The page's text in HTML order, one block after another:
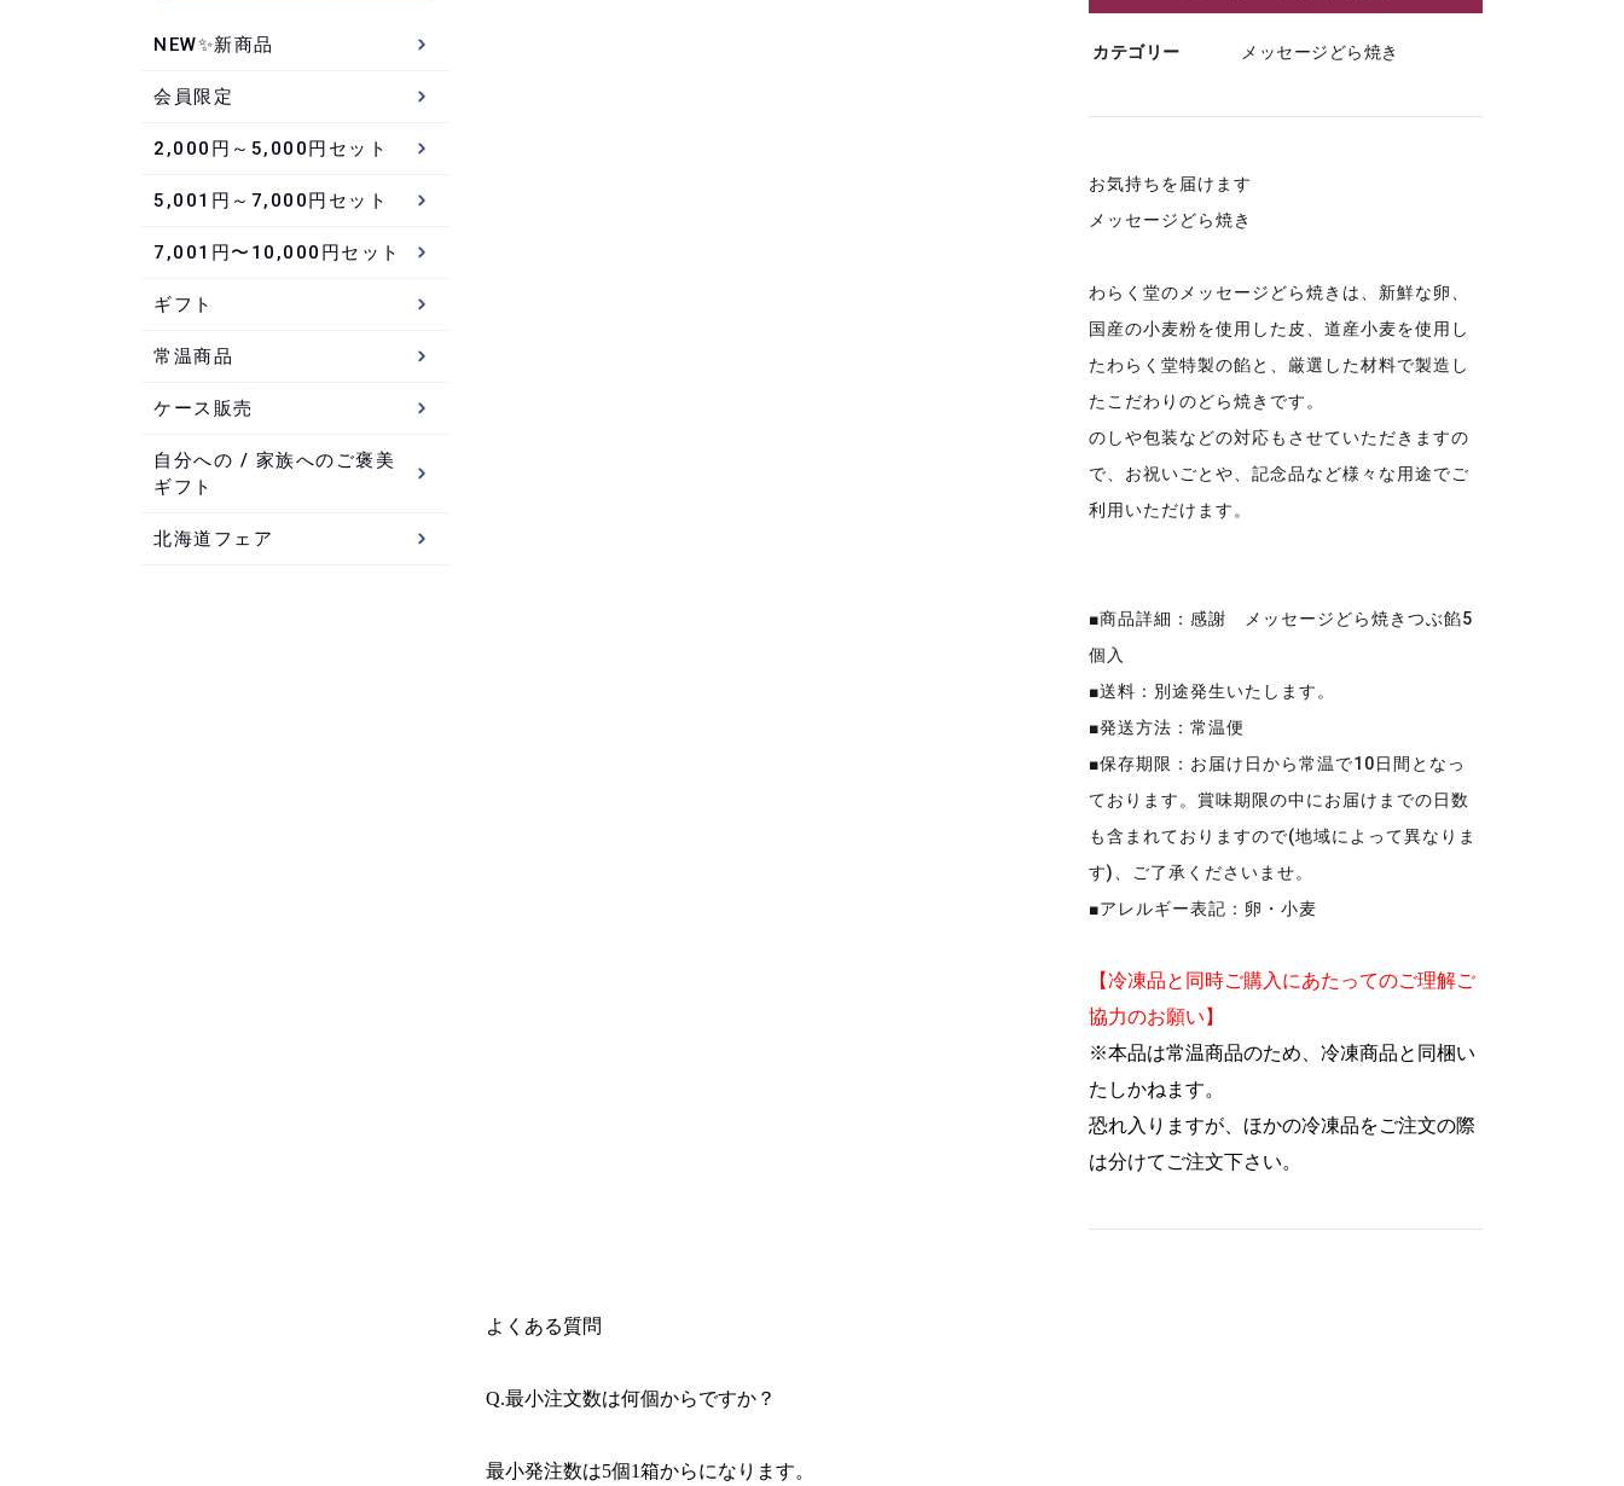
カテゴリー メッセージどら焼き
お気持ちを届けます
メッセージどら焼き
わらく堂のメッセージどら焼きは、新鮮な卵、
国産の小麦粉を使用した皮、道産小麦を使用し
たわらく堂特製の餡と、厳選した材料で製造し
たこだわりのどら焼きです。
のしや包装などの対応もさせていただきますの
で、お祝いごとや、記念品など様々な用途でご
利用いただけます。
■商品詳細：感謝 メッセージどら焼きつぶ餡5
個入
■送料：別途発生いたします。
■発送方法：常温便
■保存期限：お届け日から常温で10日間となっ
ております。賞味期限の中にお届けまでの日数
も含まれておりますので(地域によって異なりま
す)、ご了承くださいませ。
■アレルギー表記：卵・小麦
【冷凍品と同時ご購入にあたってのご理解ご
協力のお願い】
※本品は常温商品のため、冷凍商品と同梱い
たしかねます。
恐れ入りますが、ほかの冷凍品をご注文の際
は分けてご注文下さい。
よくある質問
Q.最小注文数は何個からですか？
最小発注数は5個1箱からになります。
NEW✨新商品
会員限定
2,000円～5,000円セット
5,001円～7,000円セット
7,001円〜10,000円セット
ギフト
常温商品
ケース販売
自分への / 家族へのご褒美
ギフト
北海道フェア